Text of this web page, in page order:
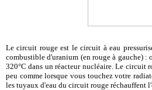
Le circuit rouge est le circuit à eau
combustible d'uranium (en rouge à gauche) :
320°C dans un réacteur nucléaire. Le circuit
peu comme lorsque vous touchez votre
les tuyaux d'eau du circuit rouge réchauffent